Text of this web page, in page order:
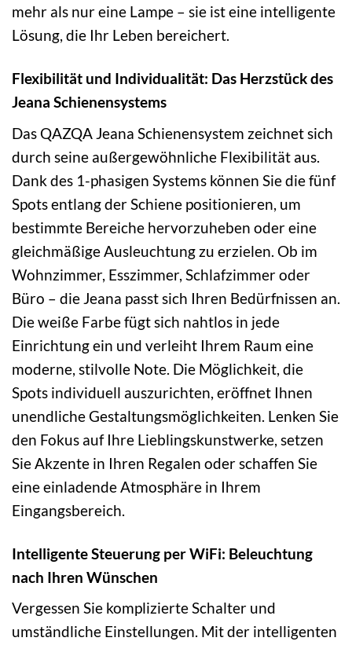
mehr als nur eine Lampe – sie ist eine intelligente
Lösung, die Ihr Leben bereichert.
Flexibilität und Individualität: Das Herzstück des
Jeana Schienensystems
Das QAZQA Jeana Schienensystem zeichnet sich
durch seine außergewöhnliche Flexibilität aus.
Dank des 1-phasigen Systems können Sie die fünf
Spots entlang der Schiene positionieren, um
bestimmte Bereiche hervorzuheben oder eine
gleichmäßige Ausleuchtung zu erzielen. Ob im
Wohnzimmer, Esszimmer, Schlafzimmer oder
Büro – die Jeana passt sich Ihren Bedürfnissen an.
Die weiße Farbe fügt sich nahtlos in jede
Einrichtung ein und verleiht Ihrem Raum eine
moderne, stilvolle Note. Die Möglichkeit, die
Spots individuell auszurichten, eröffnet Ihnen
unendliche Gestaltungsmöglichkeiten. Lenken Sie
den Fokus auf Ihre Lieblingskunstwerke, setzen
Sie Akzente in Ihren Regalen oder schaffen Sie
eine einladende Atmosphäre in Ihrem
Eingangsbereich.
Intelligente Steuerung per WiFi: Beleuchtung
nach Ihren Wünschen
Vergessen Sie komplizierte Schalter und
umständliche Einstellungen. Mit der intelligenten